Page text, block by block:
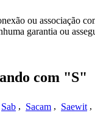
ou associação
garantia ou
com "S"
Sab , Sacam , Saewit ,